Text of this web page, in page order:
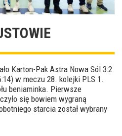
Karton-Pak Astra Nowa Sól 3:2
w meczu 28. kolejki PLS 1.
beniaminka. Pierwsze
się bowiem wygraną
starcia został wybrany